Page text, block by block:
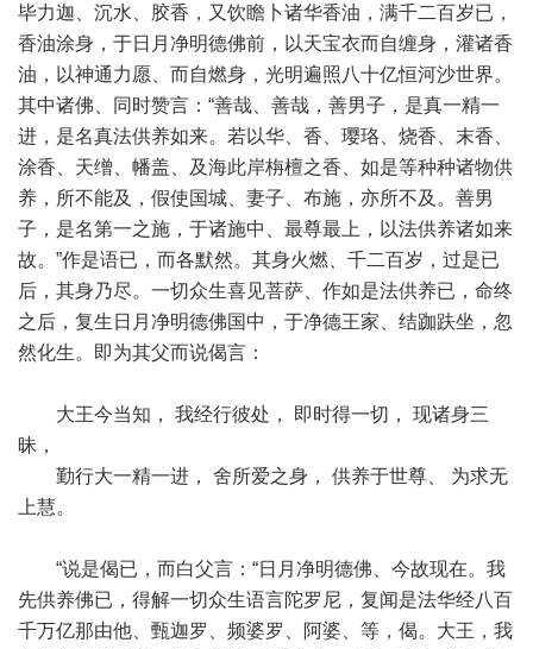
毕力迦、沉水、胶香，又饮瞻卜诸华香油，满千二百岁已，
香油涂身，于日月净明德佛前，以天宝衣而自缠身，灌诸香
油，以神通力愿、而自燃身，光明遍照八十亿恒河沙世界。
其中诸佛、同时赞言：“善哉、善哉，善男子，是真一精一
进，是名真法供养如来。若以华、香、璎珞、烧香、末香、
涂香、天缯、幡盖、及海此岸栴檀之香、如是等种种诸物供
养，所不能及，假使国城、妻子、布施，亦所不及。善男
子，是名第一之施，于诸施中、最尊最上，以法供养诸如来
故。”作是语已，而各默然。其身火燃、千二百岁，过是已
后，其身乃尽。一切众生喜见菩萨、作如是法供养已，命终
之后，复生日月净明德佛国中，于净德王家、结跏趺坐，忽
然化生。即为其父而说偈言：
大王今当知， 我经行彼处， 即时得一切， 现诸身三
昧，
勤行大一精一进， 舍所爱之身， 供养于世尊、 为求无
上慧。
“说是偈已，而白父言：“日月净明德佛、今故现在。我
先供养佛已，得解一切众生语言陀罗尼，复闻是法华经八百
千万亿那由他、甄迦罗、频婆罗、阿婆、等，偈。大王，我